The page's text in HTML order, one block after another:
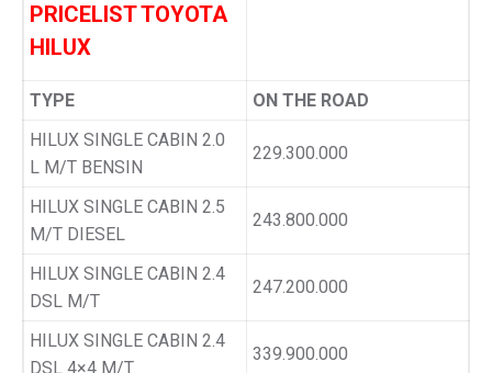
PRICELIST TOYOTA
HILUX
TYPE
ON THE ROAD
HILUX SINGLE CABIN 2.0
L M/T BENSIN
229.300.000
HILUX SINGLE CABIN 2.5
M/T DIESEL
243.800.000
HILUX SINGLE CABIN 2.4
DSL M/T
247.200.000
HILUX SINGLE CABIN 2.4
DSL 4×4 M/T
339.900.000